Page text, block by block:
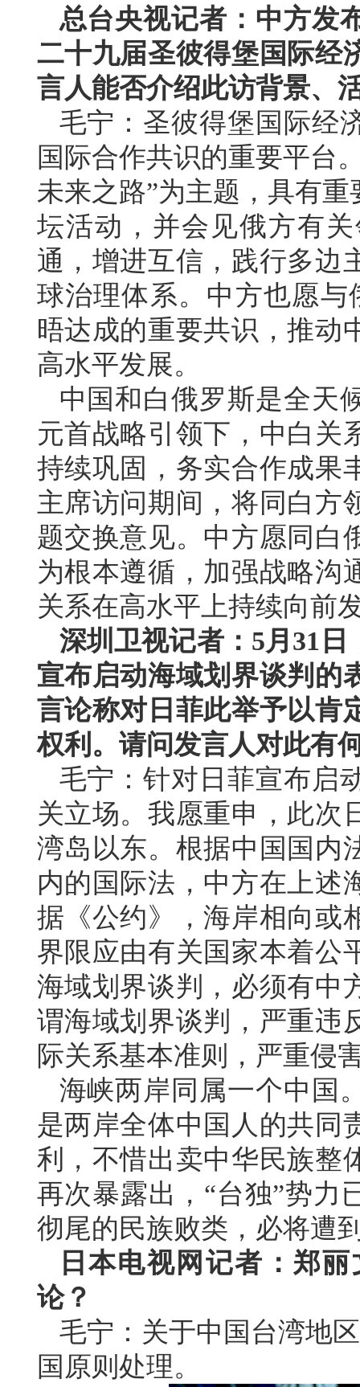
总台央视记者：中方发
二十九届圣彼得堡国际经
言人能否介绍此访背景、
毛宁：圣彼得堡国际经
国际合作共识的重要平台
未来之路”为主题，具有
坛活动，并会见俄方有
通，增进互信，践行多边
球治理体系。中方也愿
晤达成的重要共识，推动
高水平发展。
中国和白俄罗斯是全天
元首战略引领下，中白关
持续巩固，务实合作成果
主席访问期间，将同白方
题交换意见。中方愿同白
为根本遵循，加强战略沟
关系在高水平上持续向前
深圳卫视记者：5月31
宣布启动海域划界谈判的
言论称对日菲此举予以肯
权利。请问发言人对此有
毛宁：针对日菲宣布启
关立场。我愿重申，此次
湾岛以东。根据中国国内
内的国际法，中方在上述
据《公约》，海岸相向或
界限应由有关国家本着公
海域划界谈判，必须有中
谓海域划界谈判，严重违
际关系基本准则，严重侵
海峡两岸同属一个中国
是两岸全体中国人的共同
利，不惜出卖中华民族整
再次暴露出，“台独”势力
彻尾的民族败类，必将遭
日本电视网记者：郑
论？
毛宁：关于中国台湾地
国原则处理。